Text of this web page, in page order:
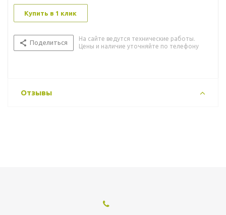
Купить в 1 клик
Поделиться
На сайте ведутся технические работы.
Цены и наличие уточняйте по телефону
Отзывы